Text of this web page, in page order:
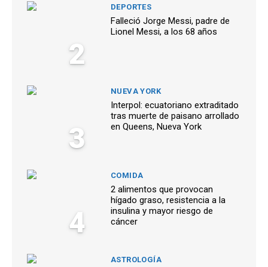
2
DEPORTES
Falleció Jorge Messi, padre de
Lionel Messi, a los 68 años
3
NUEVA YORK
Interpol: ecuatoriano extraditado
tras muerte de paisano arrollado
en Queens, Nueva York
4
COMIDA
2 alimentos que provocan
hígado graso, resistencia a la
insulina y mayor riesgo de
cáncer
ASTROLOGÍA